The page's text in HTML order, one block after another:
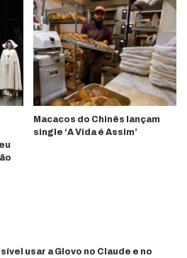
Macacos do Chinês lançam
single ‘A Vida é Assim’
usar a Glovo no Claude e no